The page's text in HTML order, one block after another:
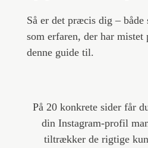
Så er det præcis dig – både
som erfaren, der har mistet
denne guide til.
På 20 konkrete sider får
din Instagram-profil
tiltrækker de rigtige